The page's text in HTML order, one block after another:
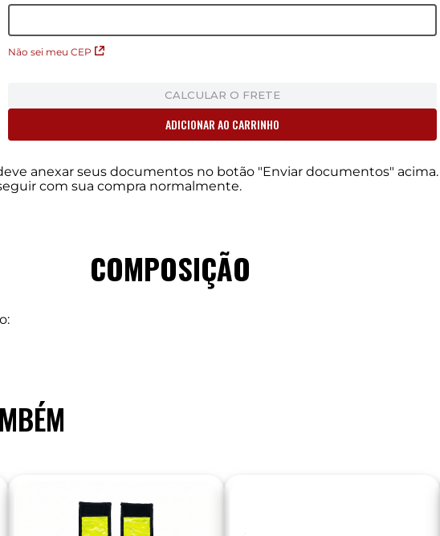
Não sei meu CEP
CALCULAR O FRETE
ADICIONAR AO CARRINHO
anexar seus documentos no botão "Enviar documentos" acima.
com sua compra normalmente.
COMPOSIÇÃO